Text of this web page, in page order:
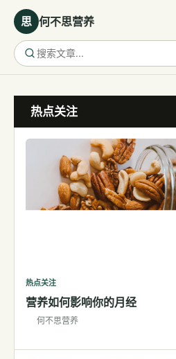
思 何不思营养
营养与饮食
保健食品
运动
睡眠
热点关注
热点关注
营养如何影响你的月经
何不思营养